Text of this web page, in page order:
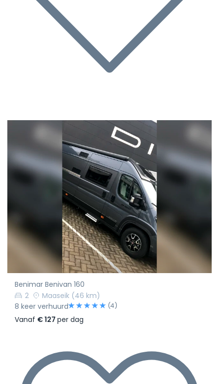
Benimar Benivan 160
2
Maaseik (46 km)
8 keer verhuurd
(4)
Vanaf € 127 per dag